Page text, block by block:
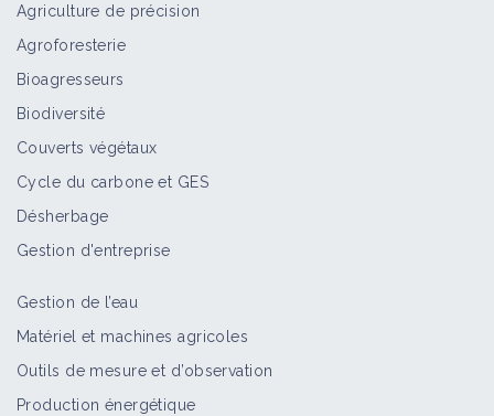
Agriculture de précision
Agroforesterie
Bioagresseurs
Biodiversité
Couverts végétaux
Cycle du carbone et GES
Désherbage
Gestion d'entreprise
Gestion de l’eau
Matériel et machines agricoles
Outils de mesure et d’observation
Production énergétique